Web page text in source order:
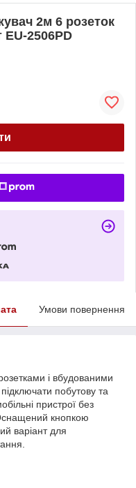
2м 6 розеток
EU-2506PD
Умови повернення
і вбудованими
побутову та
пристрої без
кнопкою
варіант для